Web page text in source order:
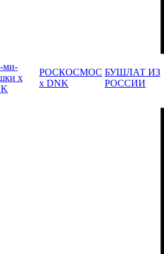
x
РОСКОСМОС
x DNK
БУШЛАТ ИЗ
РОССИИ